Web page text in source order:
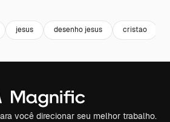
jesus desenho jesus cristao
você direcionar seu melhor trabalho.